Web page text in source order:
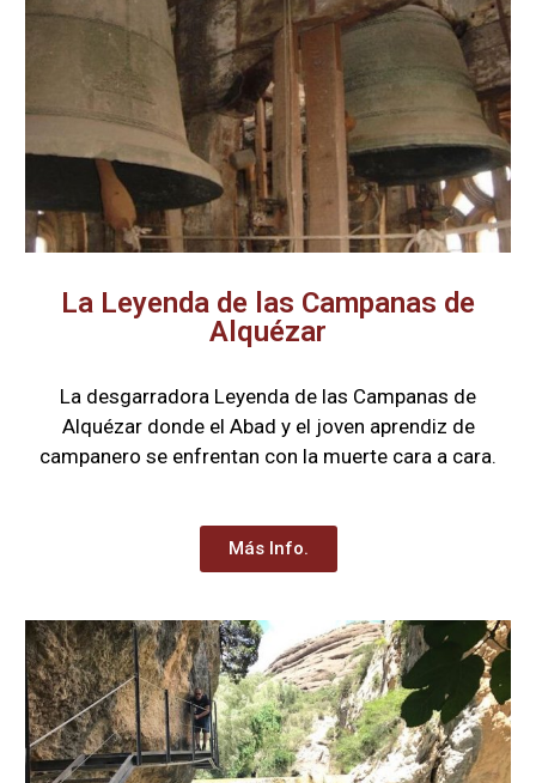
La Leyenda de las Campanas de
Alquézar
La desgarradora Leyenda de las Campanas de
Alquézar donde el Abad y el joven aprendiz de
campanero se enfrentan con la muerte cara a cara.
Más Info.